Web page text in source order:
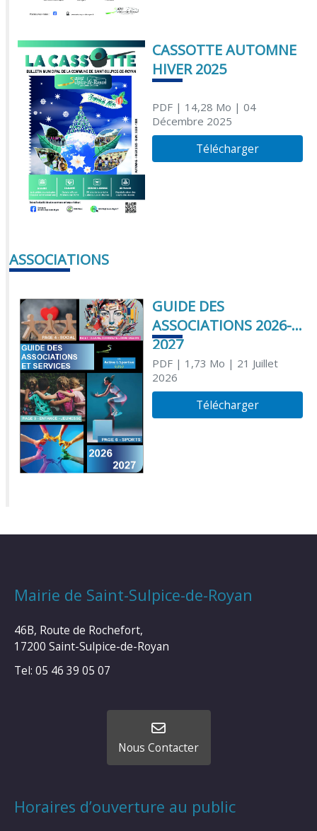
CASSOTTE AUTOMNE
HIVER 2025
PDF| 14,28 Mo | 04
Décembre 2025
Télécharger
ASSOCIATIONS
GUIDE DES
ASSOCIATIONS 2026-
2027
PDF| 1,73 Mo | 21 Juillet
2026
Télécharger
Mairie de Saint-Sulpice-de-Royan
46B, Route de Rochefort,
17200 Saint-Sulpice-de-Royan
Tel: 05 46 39 05 07
Nous Contacter
Horaires d’ouverture au public